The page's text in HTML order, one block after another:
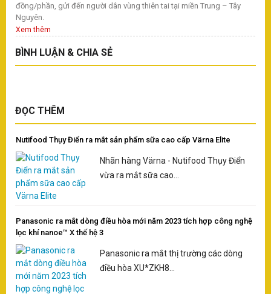
đồng/phần, gửi đến người dân vùng thiên tai tại miền Trung – Tây
Nguyên.
Xem thêm
BÌNH LUẬN & CHIA SẺ
ĐỌC THÊM
Nutifood Thụy Điển ra mắt sản phẩm sữa cao cấp Värna Elite
Nhãn hàng Värna - Nutifood Thụy Điển
vừa ra mắt sữa cao...
Panasonic ra mắt dòng điều hòa mới năm 2023 tích hợp công nghệ
lọc khí nanoe™️ X thế hệ 3
Panasonic ra mắt thị trường các dòng
điều hòa XU*ZKH8...